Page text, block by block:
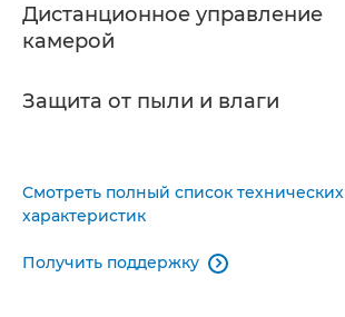
Дистанционное управление
камерой
Защита от пыли и влаги
Смотреть полный список технических
характеристик
Получить поддержку 